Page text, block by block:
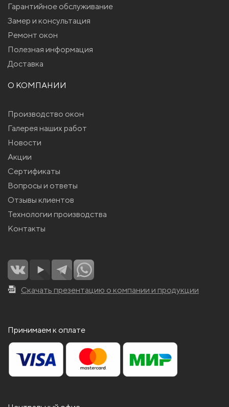
Гарантийное обслуживание
Замер и консультация
Ремонт окон
Полезная информация
Доставка
О КОМПАНИИ
Производство окон
Галерея наших работ
Новости
Акции
Сертификаты
Вопросы и ответы
Отзывы клиентов
Технологии производства
Контакты
Скачать презентацию о компании и продукции
Принимаем к оплате